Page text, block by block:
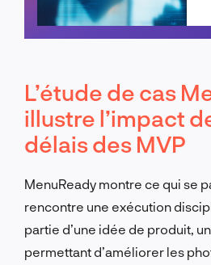
L’étude de cas
illustre l’impact
délais des MVP
MenuReady montre ce qui se
rencontre une exécution
partie d’une idée de produit,
permettant d’améliorer les